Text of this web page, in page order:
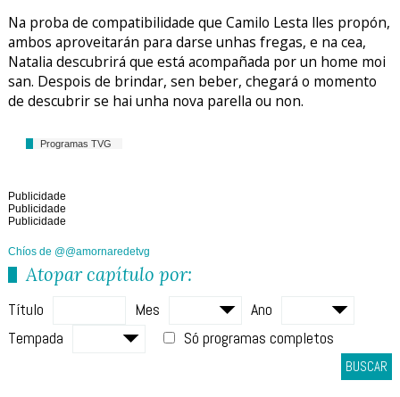
Na proba de compatibilidade que Camilo Lesta lles propón,
ambos aproveitarán para darse unhas fregas, e na cea,
Natalia descubrirá que está acompañada por un home moi
san. Despois de brindar, sen beber, chegará o momento
de descubrir se hai unha nova parella ou non.
Programas TVG
Publicidade
Publicidade
Publicidade
Chíos de @@amornaredetvg
Atopar capítulo por:
Título Mes
Ano
Tempada
Só programas completos
BUSCAR